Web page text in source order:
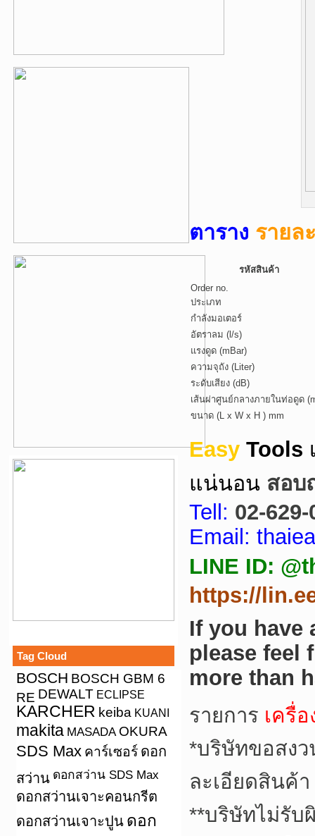
Tag Cloud
BOSCH BOSCH GBM 6
RE DEWALT ECLIPSE
KARCHER keiba KUANI
makita MASADA OKURA
SDS Max คาร์เซอร์ ดอก
สว่าน ดอกสว่าน SDS Max
ดอกสว่านเจาะคอนกรีต
ดอกสว่านเจาะปูน ดอก
ตาราง รายล
รหัสสินค้า
Order no.
ประเภท
กำลังมอเตอร์
อัตราลม (l/s)
แรงดูด (mBar)
ความจุถัง (Liter)
ระดับเสียง (dB)
เส้นผ่าศูนย์กลางภายในท่อดูด
ขนาด (L x W x H ) mm
Easy Tools
แน่นอน สอบ
Tell: 02-629-
Email:
LINE ID:
https://
If you have
please feel
more than
รายการ เครื่
*บริษัทขอสงว
ละเอียดสินค้
**บริษัทไม่รับ